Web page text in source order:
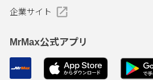
企業サイト
MrMax公式アプリ